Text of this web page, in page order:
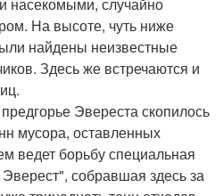
На высоте, чуть ниже
найдены неизвестные
Здесь же встречаются и
Эвереста скопилось
мусора, оставленных
ведет борьбу специальная
собравшая здесь за